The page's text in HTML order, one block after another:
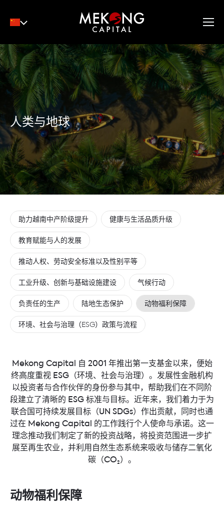
English
Tiếng Việt
中文
人类与地球
助力越南中产阶级提升
健康与生活品质升级
教育赋能与人的发展
推动人权、劳动安全标准以及性别平等
工业升级、创新与基础设施建设
气候行动
负责任的生产
陆地生态保护
动物福利保障
环境、社会与治理（ESG）政策与流程
Mekong Capital 自 2001 年推出第一支基金以来，便始
终高度重视 ESG（环境、社会与治理）。发展性金融机构
以投资者与合作伙伴的身份参与其中，帮助我们在不同阶
段建立了清晰的 ESG 标准与目标。近年来，我们着力于为
联合国可持续发展目标（UN SDGs）作出贡献，同时也通
过在 Mekong Capital 的工作践行个人使命与承诺。这一
理念推动我们制定了新的投资战略，将投资范围进一步扩
展至再生农业，并利用自然生态系统来吸收与储存二氧化
碳（CO₂）。
动物福利保障